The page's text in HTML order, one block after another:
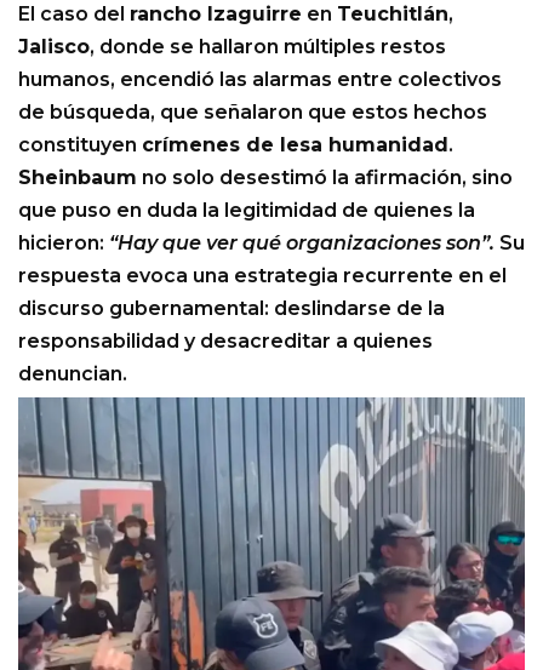
El caso del rancho Izaguirre en Teuchitlán,
Jalisco, donde se hallaron múltiples restos
humanos, encendió las alarmas entre colectivos
de búsqueda, que señalaron que estos hechos
constituyen crímenes de lesa humanidad.
Sheinbaum no solo desestimó la afirmación, sino
que puso en duda la legitimidad de quienes la
hicieron: “Hay que ver qué organizaciones son”. Su
respuesta evoca una estrategia recurrente en el
discurso gubernamental: deslindarse de la
responsabilidad y desacreditar a quienes
denuncian.